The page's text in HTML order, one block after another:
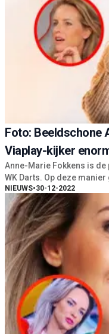
Foto: Beeldschone
Viaplay-kijker
Anne-Marie Fokkens is
WK Darts. Op deze
NIEUWS•30-12-2022